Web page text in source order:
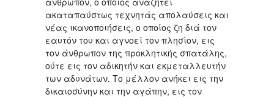
ακαταπαύστως τεχνητάς απολαύσεις και
νέας ικανοποιήσεις, ο οποίος ζη διά τον
εαυτόν του και αγνοεί τον πλησίον, εις
τον άνθρωπον της προκλητικής σπατάλης,
ούτε εις τον αδικητήν και εκμεταλλευτήν
των αδυνάτων. Το μέλλον ανήκει εις την
δικαιοσύνην και την αγάπην, εις τον